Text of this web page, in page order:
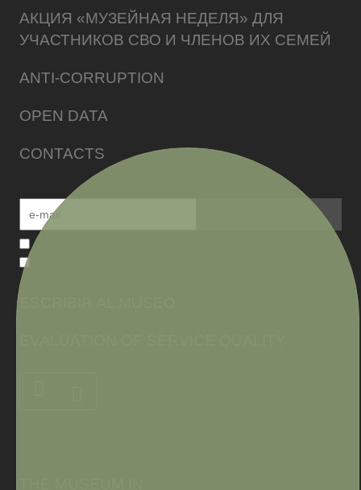
АКЦИЯ «МУЗЕЙНАЯ НЕДЕЛЯ» ДЛЯ
УЧАСТНИКОВ СВО И ЧЛЕНОВ ИХ СЕМЕЙ
ANTI-CORRUPTION
OPEN DATA
CONTACTS